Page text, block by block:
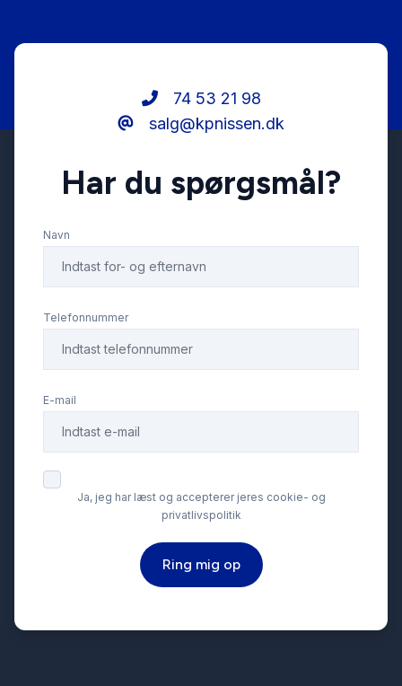
mørktonede ruder bag
splitbagsæde
stofindtræk
tågelygter
udvendig temperaturmåler
74 53 21 98
salg@kpnissen.dk
Har du spørgsmål?
Navn
Telefonnummer
E-mail
Ja, jeg har læst og accepterer jeres cookie- og
privatlivspolitik
Ring mig op